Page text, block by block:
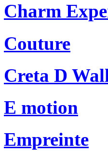
Charm
Couture
Creta D
E motion
Empreinte